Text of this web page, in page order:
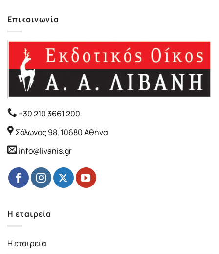
Επικοινωνία
+30 210 3661 200
Σόλωνος 98, 10680 Αθήνα
info@livanis.gr
Η εταιρεία
Η εταιρεία